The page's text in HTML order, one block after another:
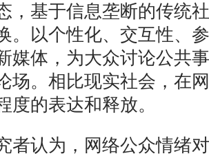
，基于信息垄断的传统
。以个性化、交互性、
媒体，为大众讨论公共
场。相比现实社会，在
度的表达和释放。
认为，网络公众情绪对